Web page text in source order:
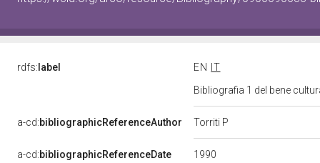
rdfs: label EN
IT
Bibliografia 1 del bene
a-cd:bibliographicReferenceAuthor Torriti P
a-cd:bibliographicReferenceDate 1990